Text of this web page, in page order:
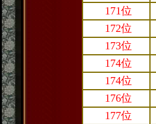
171位
172位
173位
174位
174位
176位
177位